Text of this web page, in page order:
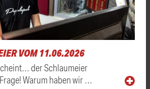
VOM 11.06.2026
der Schlaumeier
Warum haben wir …